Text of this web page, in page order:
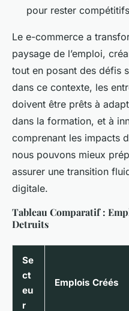
pour rester
Le e-commerce a
paysage de l’emploi,
tout en posant des défis
dans ce contexte, les
doivent être prêts à
dans la formation, et à
comprenant les impacts
nous pouvons mieux
assurer une transition
digitale.
Tableau Comparatif :
Detruits
Se
ct
eu
r
Emplois Créés